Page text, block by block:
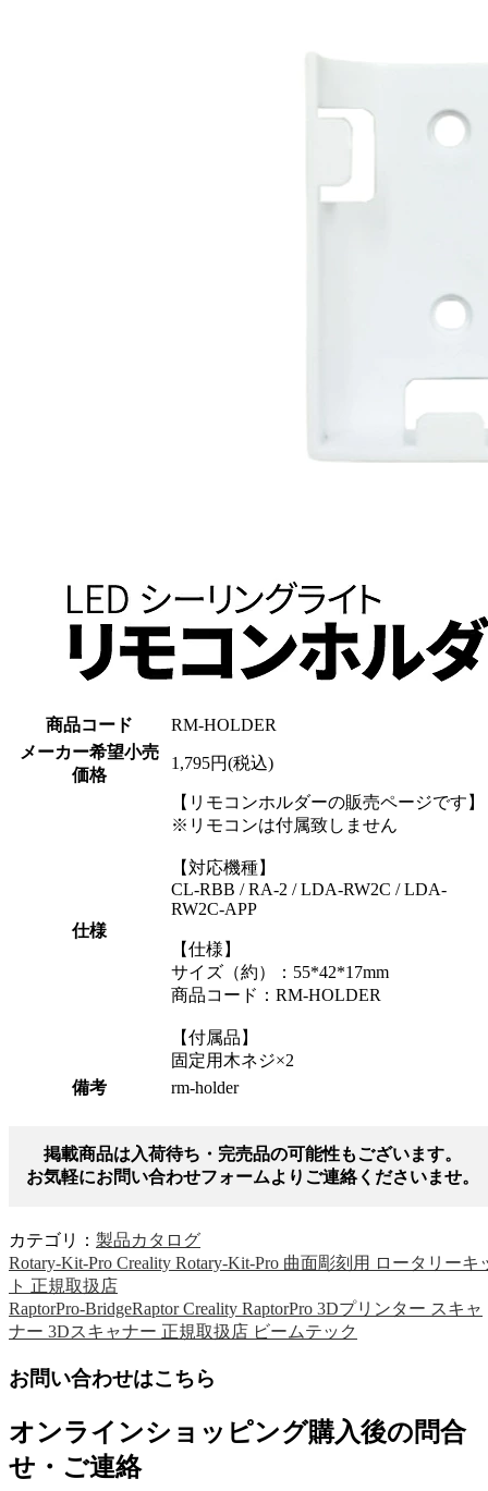
商品コード
RM-HOLDER
メーカー希望小売
価格
1,795円(税込)
仕様
【リモコンホルダーの販売ページです】
※リモコンは付属致しません
【対応機種】
CL-RBB / RA-2 / LDA-RW2C / LDA-
RW2C-APP
【仕様】
サイズ（約）：55*42*17mm
商品コード：RM-HOLDER
【付属品】
固定用木ネジ×2
備考
rm-holder
掲載商品は入荷待ち・完売品の可能性もございます。
お気軽にお問い合わせフォームよりご連絡くださいませ。
カテゴリ： 製品カタログ
Rotary-Kit-Pro Creality Rotary-Kit-Pro 曲面彫刻用 ロータリーキ
ト 正規取扱店
RaptorPro-BridgeRaptor Creality RaptorPro 3Dプリンター スキャ
ナー 3Dスキャナー 正規取扱店 ビームテック
お問い合わせはこちら
オンラインショッピング購入後の問合
せ・ご連絡